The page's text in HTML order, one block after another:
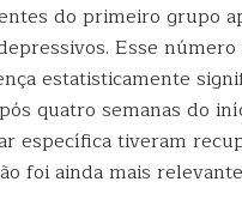
do primeiro grupo
Esse
estatisticamente
quatro semanas do
específica tiveram
foi ainda mais